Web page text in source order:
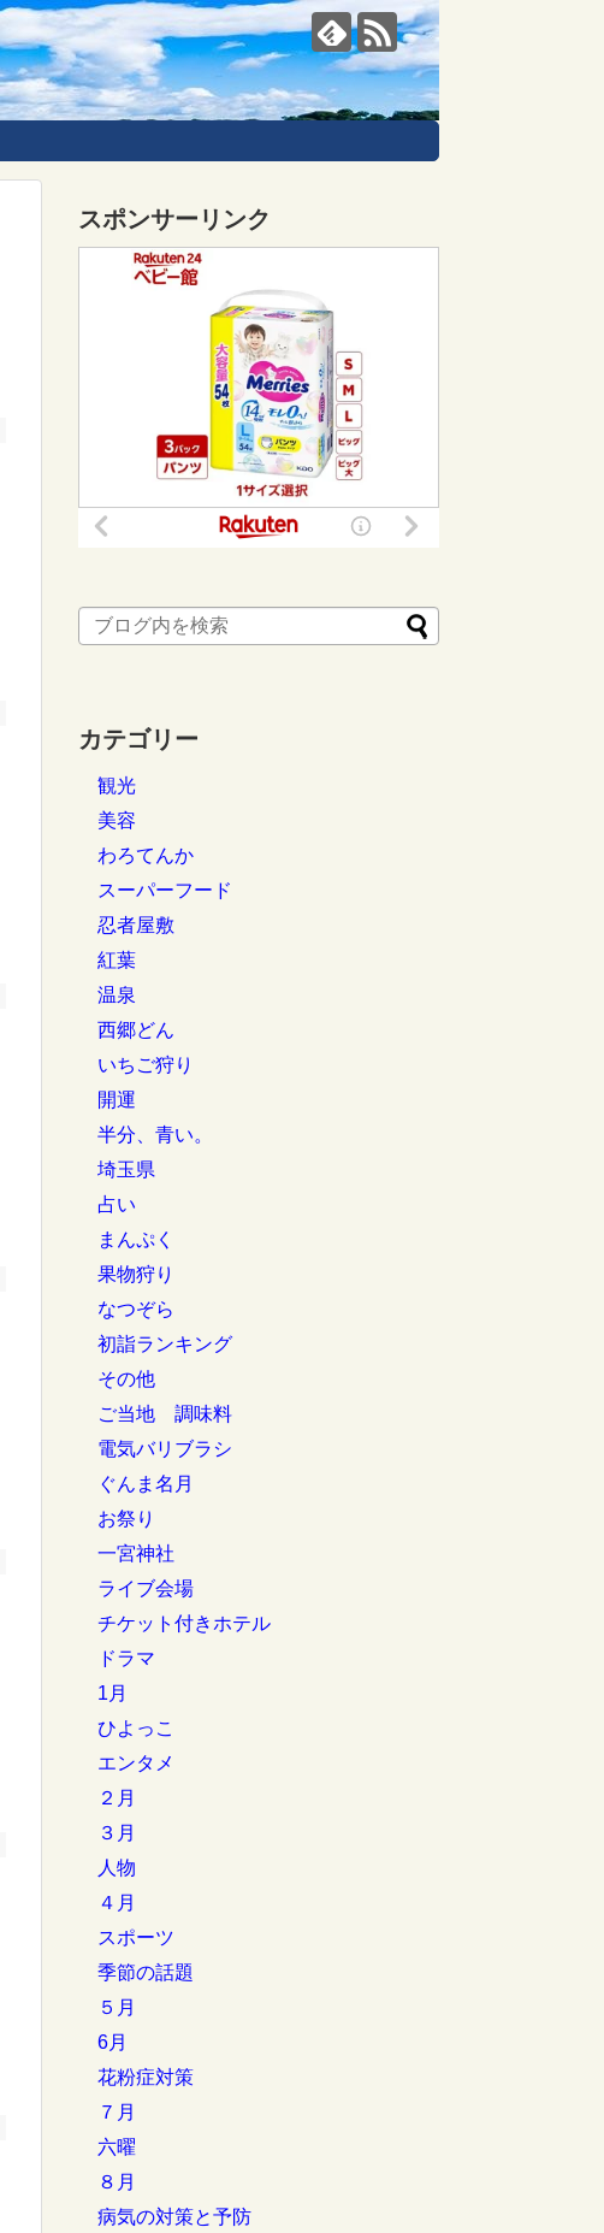
スポンサーリンク
カテゴリー
観光
美容
わろてんか
スーパーフード
忍者屋敷
紅葉
温泉
西郷どん
いちご狩り
開運
半分、青い。
埼玉県
占い
まんぷく
果物狩り
なつぞら
初詣ランキング
その他
ご当地 調味料
電気バリブラシ
ぐんま名月
お祭り
一宮神社
ライブ会場
チケット付きホテル
ドラマ
1月
ひよっこ
エンタメ
２月
３月
人物
４月
スポーツ
季節の話題
５月
6月
花粉症対策
７月
六曜
８月
病気の対策と予防